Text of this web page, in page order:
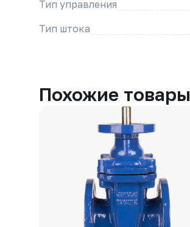
Тип управления
Тип штока
Похожие товары